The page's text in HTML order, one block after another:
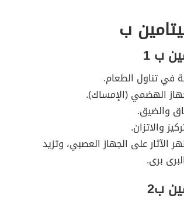
ب
ب 1
في تناول الطعام.
الهضمي (الإمساك).
والضيق.
والاتزان.
الآثار على الجهاز العصبي، وتزيد
برى.
ب2